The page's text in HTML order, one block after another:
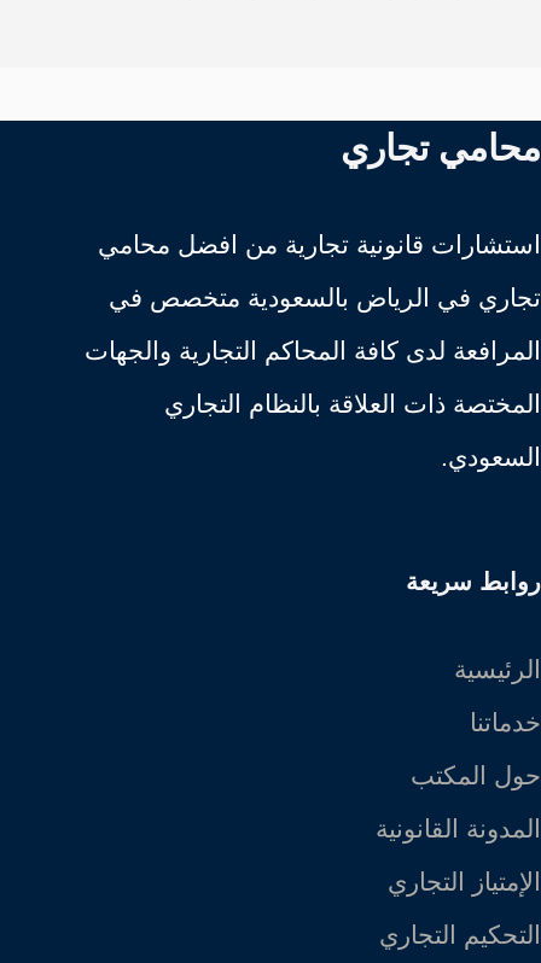
محامي تجاري
استشارات قانونية تجارية من افضل محامي
تجاري في الرياض بالسعودية متخصص في
المرافعة لدى كافة المحاكم التجارية والجهات
المختصة ذات العلاقة بالنظام التجاري
السعودي.
روابط سريعة
الرئيسية
خدماتنا
حول المكتب
المدونة القانونية
الإمتياز التجاري
التحكيم التجاري